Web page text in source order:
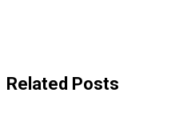
Related Posts